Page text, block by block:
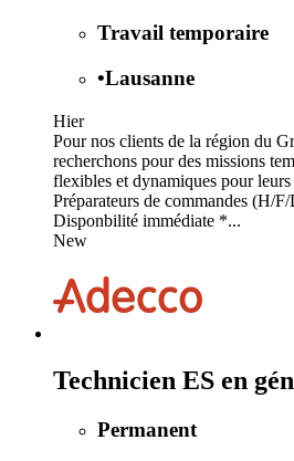
Travail temporaire
•Lausanne
Hier
Pour nos clients de la région du
recherchons pour des missions
flexibles et dynamiques pour
Préparateurs de commandes (H/
Disponbilité immédiate *...
New
Technicien ES en
Permanent